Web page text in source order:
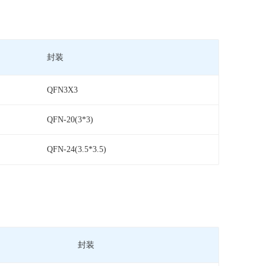
封装
QFN3X3
QFN-20(3*3)
QFN-24(3.5*3.5)
封装